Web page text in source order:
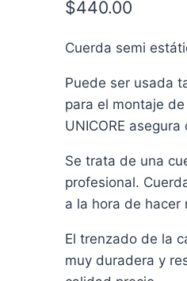
$440.00
Cuerda semi
Puede ser usada
para el montaje
UNICORE
Se trata de una
profesional.
a la hora de hacer
El trenzado de la
muy duradera y